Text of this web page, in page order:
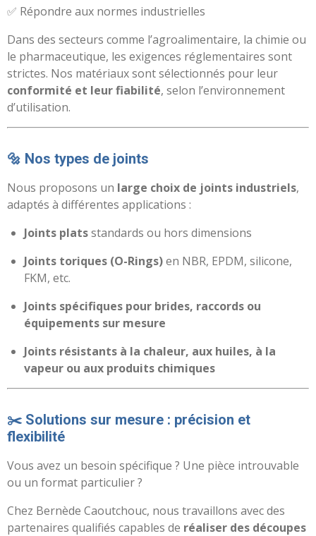
✅ Répondre aux normes industrielles
Dans des secteurs comme l’agroalimentaire, la chimie ou
le pharmaceutique, les exigences réglementaires sont
strictes. Nos matériaux sont sélectionnés pour leur
conformité et leur fiabilité, selon l’environnement
d’utilisation.
🔩 Nos types de joints
Nous proposons un large choix de joints industriels,
adaptés à différentes applications :
Joints platsstandards ou hors dimensions
Joints toriques (O-Rings)en NBR, EPDM, silicone,
FKM, etc.
Joints spécifiques pour brides, raccords ou
équipements sur mesure
Joints résistants à la chaleur, aux huiles, à la
vapeur ou aux produits chimiques
✂️ Solutions sur mesure : précision et
flexibilité
Vous avez un besoin spécifique ? Une pièce introuvable
ou un format particulier ?
Chez Bernède Caoutchouc, nous travaillons avec des
partenaires qualifiés capables de réaliser des découpes